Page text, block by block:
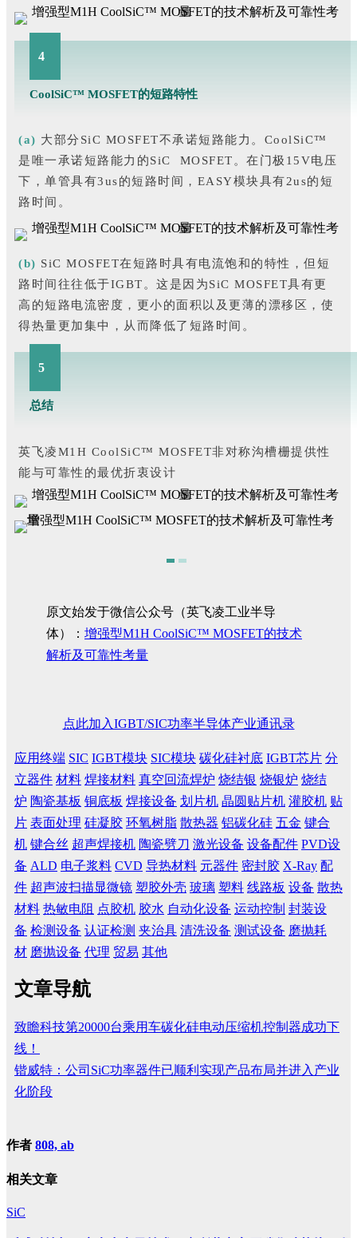
4
CoolSiC™ MOSFET的短路特性
(a) 大部分SiC MOSFET不承诺短路能力。CoolSiC™
是唯一承诺短路能力的SiC MOSFET。在门极15V电压
下，单管具有3us的短路时间，EASY模块具有2us的短
路时间。
(b) SiC MOSFET在短路时具有电流饱和的特性，但短
路时间往往低于IGBT。这是因为SiC MOSFET具有更
高的短路电流密度，更小的面积以及更薄的漂移区，使
得热量更加集中，从而降低了短路时间。
5
总结
英飞凌M1H CoolSiC™ MOSFET非对称沟槽栅提供性
能与可靠性的最优折衷设计
原文始发于微信公众号（英飞凌工业半导
体）： 增强型M1H CoolSiC™ MOSFET的技术
解析及可靠性考量
点此加入IGBT/SIC功率半导体产业通讯录
应用终端 SIC IGBT模块 SIC模块 碳化硅衬底 IGBT芯片 分
立器件 材料 焊接材料 真空回流焊炉 烧结银 烧银炉 烧结
炉 陶瓷基板 铜底板 焊接设备 划片机 晶圆贴片机 灌胶机 贴
片 表面处理 硅凝胶 环氧树脂 散热器 铝碳化硅 五金 键合
机 键合丝 超声焊接机 陶瓷劈刀 激光设备 设备配件 PVD设
备 ALD 电子浆料 CVD 导热材料 元器件 密封胶 X-Ray 配
件 超声波扫描显微镜 塑胶外壳 玻璃 塑料 线路板 设备 散热
材料 热敏电阻 点胶机 胶水 自动化设备 运动控制 封装设
备 检测设备 认证检测 夹治具 清洗设备 测试设备 磨抛耗
材 磨抛设备 代理 贸易 其他
文章导航
致瞻科技第20000台乘用车碳化硅电动压缩机控制器成功下
线！
锴威特：公司SiC功率器件已顺利实现产品布局并进入产业
化阶段
作者 808, ab
相关文章
SiC